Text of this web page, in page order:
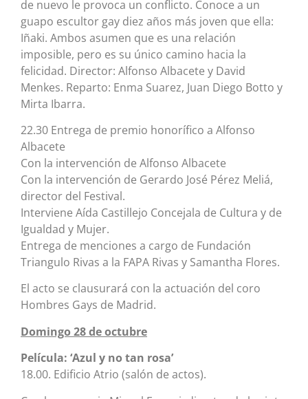
de nuevo le provoca un conflicto. Conoce a un
guapo escultor gay diez años más joven que ella:
Iñaki. Ambos asumen que es una relación
imposible, pero es su único camino hacia la
felicidad. Director: Alfonso Albacete y David
Menkes. Reparto: Enma Suarez, Juan Diego Botto y
Mirta Ibarra.
22.30 Entrega de premio honorífico a Alfonso
Albacete
Con la intervención de Alfonso Albacete
Con la intervención de Gerardo José Pérez Meliá,
director del Festival.
Interviene Aída Castillejo Concejala de Cultura y de
Igualdad y Mujer.
Entrega de menciones a cargo de Fundación
Triangulo Rivas a la FAPA Rivas y Samantha Flores.
El acto se clausurará con la actuación del coro
Hombres Gays de Madrid.
Domingo 28 de octubre
Película: ‘Azul y no tan rosa’
18.00. Edificio Atrio (salón de actos).